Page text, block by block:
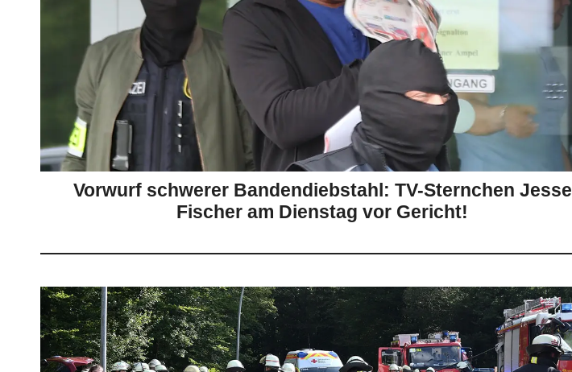
Vorwurf schwerer Bandendiebstahl: TV-Sternchen Jesse
Fischer am Dienstag vor Gericht!